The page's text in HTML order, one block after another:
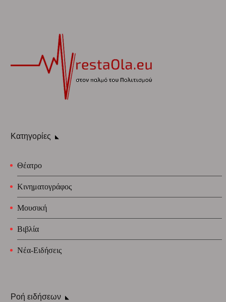
Κατηγορίες
Θέατρο
Κινηματογράφος
Μουσική
Βιβλία
Νέα-Ειδήσεις
Ροή ειδήσεων